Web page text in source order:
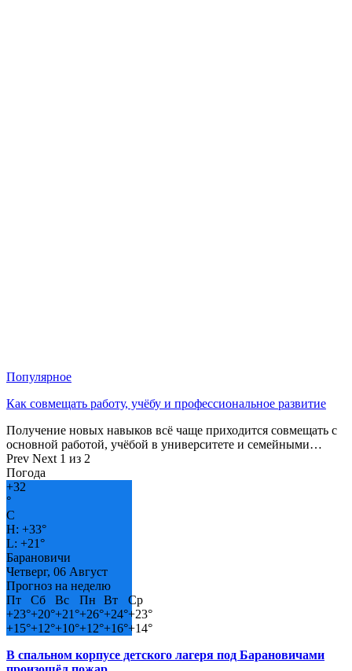
Популярное
Как совмещать работу, учёбу и профессиональное развитие
Получение новых навыков всё чаще приходится совмещать с
основной работой, учёбой в университете и семейными…
Prev Next 1 из 2
Погода
+32
°
C
H: +33°
L: +21°
Барановичи
Четверг, 06 Август
Прогноз на неделю
Пт
Сб Вс Пн Вт
Ср
+23°+20°+21°+26°+24°+23°
+15°+12°+10°+12°+16°+14°
В спальном корпусе детского лагеря под Барановичами